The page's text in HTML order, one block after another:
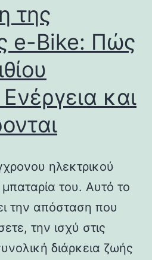
της
e-Bike: Πώς
και
ηλεκτρικού
του. Αυτό το
την απόσταση που
την ισχύ στις
διάρκεια ζωής